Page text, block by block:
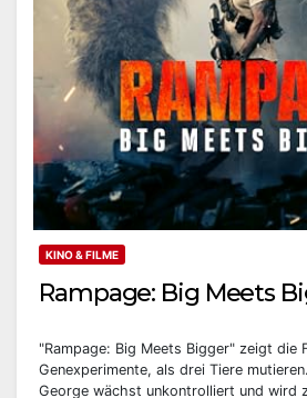
KINO & FILME
Rampage: Big Meets
"Rampage: Big Meets Bigger" zeigt die
Genexperimente, als drei Tiere
George wächst unkontrolliert und wird